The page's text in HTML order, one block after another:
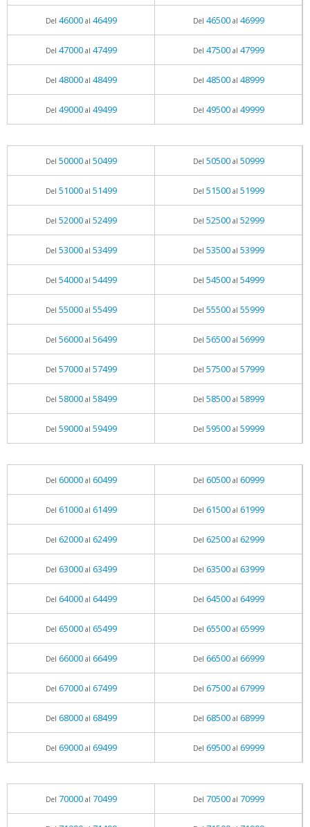
Del 46000al 46499 Del 46500al 46999
Del 47000al 47499 Del 47500al 47999
Del 48000al 48499 Del 48500al 48999
Del 49000al 49499 Del 49500al 49999
Del 50000al 50499 Del 50500al 50999
Del 51000al 51499 Del 51500al 51999
Del 52000al 52499 Del 52500al 52999
Del 53000al 53499 Del 53500al 53999
Del 54000al 54499 Del 54500al 54999
Del 55000al 55499 Del 55500al 55999
Del 56000al 56499 Del 56500al 56999
Del 57000al 57499 Del 57500al 57999
Del 58000al 58499 Del 58500al 58999
Del 59000al 59499 Del 59500al 59999
Del 60000al 60499 Del 60500al 60999
Del 61000al 61499 Del 61500al 61999
Del 62000al 62499 Del 62500al 62999
Del 63000al 63499 Del 63500al 63999
Del 64000al 64499 Del 64500al 64999
Del 65000al 65499 Del 65500al 65999
Del 66000al 66499 Del 66500al 66999
Del 67000al 67499 Del 67500al 67999
Del 68000al 68499 Del 68500al 68999
Del 69000al 69499 Del 69500al 69999
Del 70000al 70499 Del 70500al 70999